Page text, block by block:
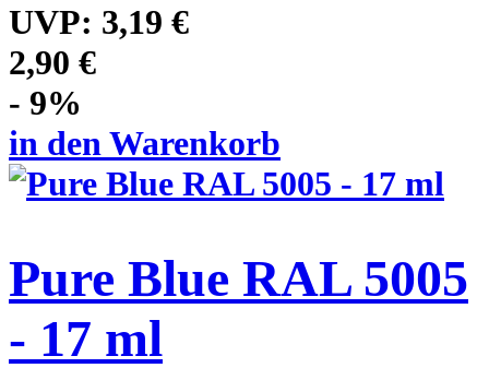
UVP: 3,19 €
2,90 €
- 9%
in den Warenkorb
Pure Blue RAL 5005
- 17 ml